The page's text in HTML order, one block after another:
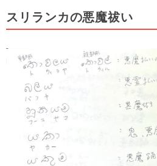
スリランカの悪魔祓い